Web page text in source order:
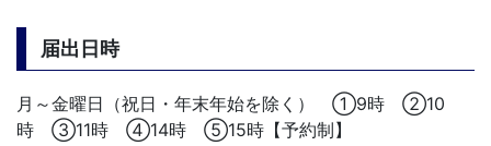
届出日時
月～金曜日（祝日・年末年始を除く） ①9時 ②10
時 ③11時 ④14時 ⑤15時【予約制】